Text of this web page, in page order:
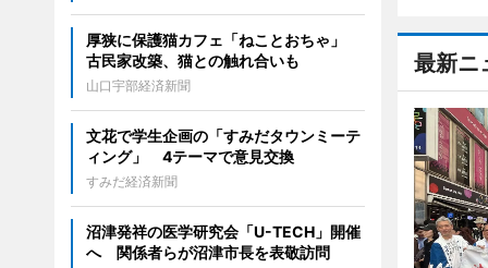
最新ニ
厚狭に保護猫カフェ「ねことおちゃ」
古民家改築、猫との触れ合いも
山口宇部経済新聞
文花で学生企画の「すみだタウンミーテ
ィング」 4テーマで意見交換
すみだ経済新聞
沼津発祥の医学研究会「U-TECH」開催
へ 関係者らが沼津市長を表敬訪問